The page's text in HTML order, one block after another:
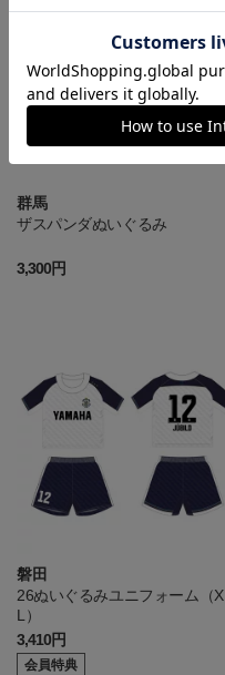
群馬
ザスパンダぬいぐるみ
3,300円
磐田
26ぬいぐるみユニフォーム（X
L）
3,410円
会員特典